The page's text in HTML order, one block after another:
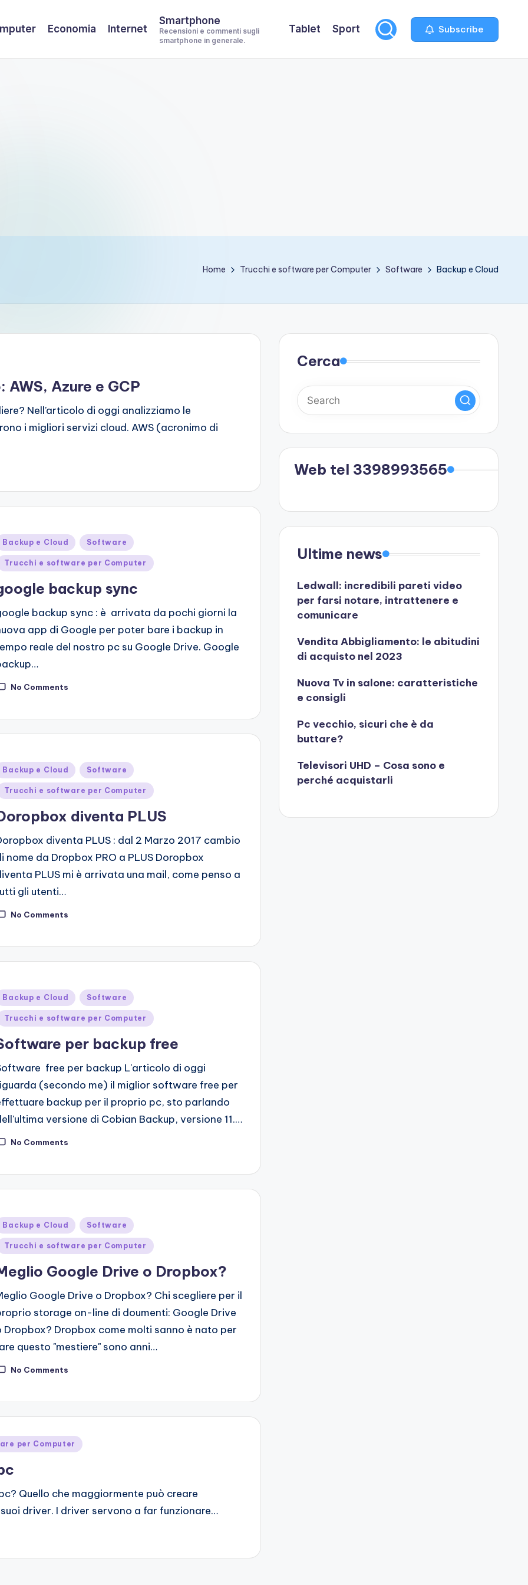
Economia Internet
Smartphone
Recensioni e commenti sugli
smartphone in generale.
Tablet Sport Subscribe
Home Trucchi e software per Computer Software Backup e Cloud
Azure e GCP
Nell’articolo di oggi analizziamo le
i migliori servizi cloud. AWS (acronimo di
Backup e Cloud Software
Trucchi e software per Computer
backup sync
backup sync : è arrivata da pochi giorni la
app di Google per poter bare i backup in
reale del nostro pc su Google Drive. Google
No Comments
Backup e Cloud Software
Trucchi e software per Computer
diventa PLUS
diventa PLUS : dal 2 Marzo 2017 cambio
nome da Dropbox PRO a PLUS Doropbox
PLUS mi è arrivata una mail, come penso a
gli utenti…
No Comments
Backup e Cloud Software
Trucchi e software per Computer
per backup free
free per backup L'articolo di oggi
(secondo me) il miglior software free per
backup per il proprio pc, sto parlando
versione di Cobian Backup, versione 11.…
No Comments
Backup e Cloud Software
Trucchi e software per Computer
Google Drive o Dropbox?
Google Drive o Dropbox? Chi scegliere per il
storage on-line di doumenti: Google Drive
Dropbox? Dropbox come molti sanno è nato per
questo "mestiere" sono anni…
No Comments
per Computer
Quello che maggiormente può creare
driver. I driver servono a far funzionare…
Cerca
Web tel 3398993565
Ultime news
Ledwall: incredibili pareti video
per farsi notare, intrattenere e
comunicare
Vendita Abbigliamento: le abitudini
di acquisto nel 2023
Nuova Tv in salone: caratteristiche
e consigli
Pc vecchio, sicuri che è da
buttare?
Televisori UHD – Cosa sono e
perché acquistarli